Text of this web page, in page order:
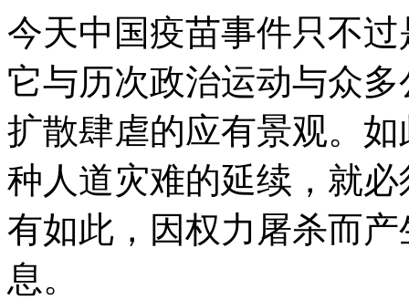
今天中国疫苗事件只不
它与历次政治运动与众
扩散肆虐的应有景观。
种人道灾难的延续，就
有如此，因权力屠杀而
息。